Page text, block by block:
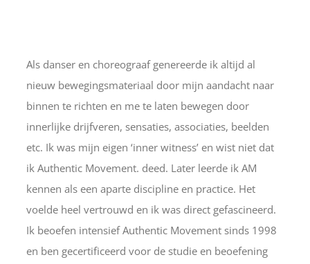
Als danser en choreograaf genereerde ik altijd al
nieuw bewegingsmateriaal door mijn aandacht naar
binnen te richten en me te laten bewegen door
innerlijke drijfveren, sensaties, associaties, beelden
etc. Ik was mijn eigen ‘inner witness’ en wist niet dat
ik Authentic Movement. deed. Later leerde ik AM
kennen als een aparte discipline en practice. Het
voelde heel vertrouwd en ik was direct gefascineerd.
Ik beoefen intensief Authentic Movement sinds 1998
en ben gecertificeerd voor de studie en beoefening